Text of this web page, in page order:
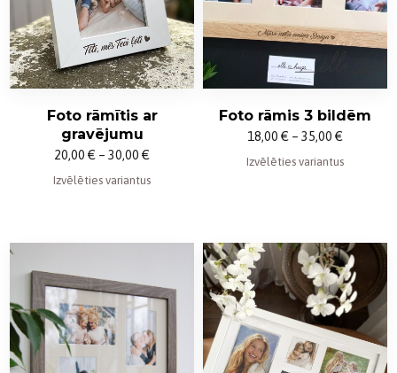
Foto rāmītis ar
gravējumu
20,00€ – 30,00€
30,00 €
Izvēlēties variantus
Foto rāmis 3 bildēm
18,00 € – 35,00 €
Izvēlēties variantus